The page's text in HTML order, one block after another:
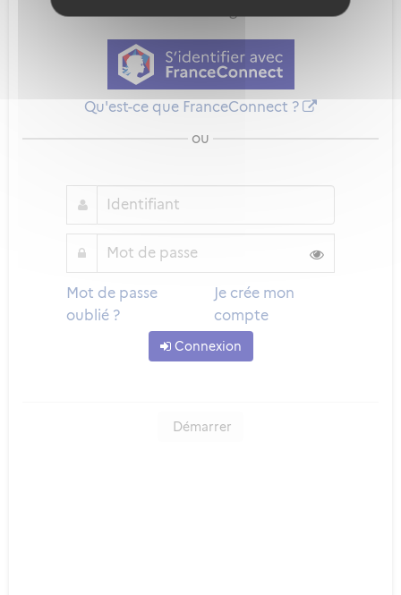
Qu'est-ce que FranceConnect ?
ou
Mot de passe
oublié ?
Je crée mon
compte
Connexion
Démarrer